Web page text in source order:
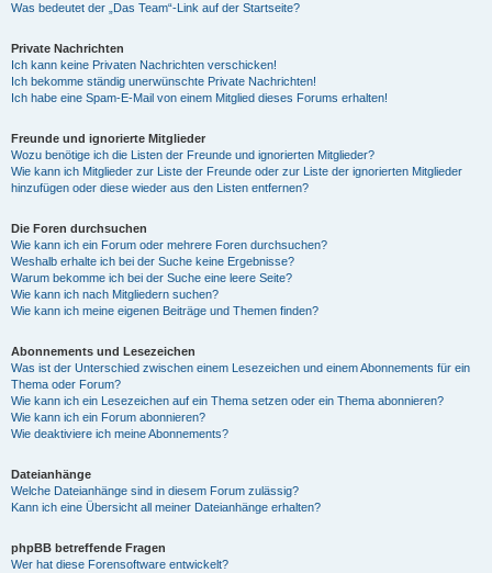
Was bedeutet der „Das Team“-Link auf der Startseite?
Private Nachrichten
Ich kann keine Privaten Nachrichten verschicken!
Ich bekomme ständig unerwünschte Private Nachrichten!
Ich habe eine Spam-E-Mail von einem Mitglied dieses Forums erhalten!
Freunde und ignorierte Mitglieder
Wozu benötige ich die Listen der Freunde und ignorierten Mitglieder?
Wie kann ich Mitglieder zur Liste der Freunde oder zur Liste der ignorierten Mitglieder
hinzufügen oder diese wieder aus den Listen entfernen?
Die Foren durchsuchen
Wie kann ich ein Forum oder mehrere Foren durchsuchen?
Weshalb erhalte ich bei der Suche keine Ergebnisse?
Warum bekomme ich bei der Suche eine leere Seite?
Wie kann ich nach Mitgliedern suchen?
Wie kann ich meine eigenen Beiträge und Themen finden?
Abonnements und Lesezeichen
Was ist der Unterschied zwischen einem Lesezeichen und einem Abonnements für ein
Thema oder Forum?
Wie kann ich ein Lesezeichen auf ein Thema setzen oder ein Thema abonnieren?
Wie kann ich ein Forum abonnieren?
Wie deaktiviere ich meine Abonnements?
Dateianhänge
Welche Dateianhänge sind in diesem Forum zulässig?
Kann ich eine Übersicht all meiner Dateianhänge erhalten?
phpBB betreffende Fragen
Wer hat diese Forensoftware entwickelt?